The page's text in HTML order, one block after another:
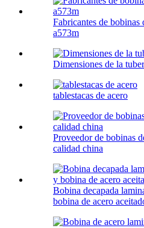
Fabricantes de bobinas
a573m
Dimensiones de la
tablestacas de acero
Proveedor de bobinas
calidad china
Bobina decapada
bobina de acero